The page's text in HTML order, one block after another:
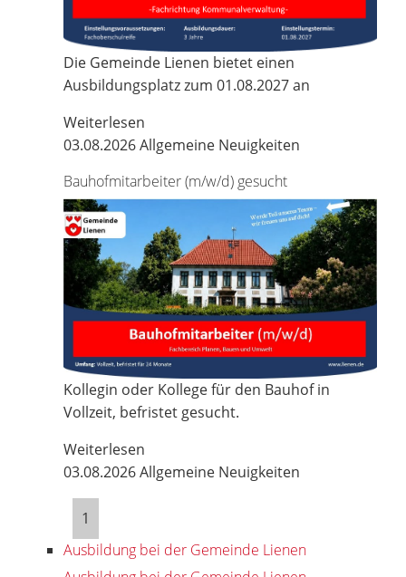
Die Gemeinde Lienen bietet einen
Ausbildungsplatz zum 01.08.2027 an
Weiterlesen
03.08.2026Allgemeine Neuigkeiten
Bauhofmitarbeiter (m/w/d) gesucht
Kollegin oder Kollege für den Bauhof in
Vollzeit, befristet gesucht.
Weiterlesen
03.08.2026Allgemeine Neuigkeiten
1
Ausbildung bei der Gemeinde Lienen